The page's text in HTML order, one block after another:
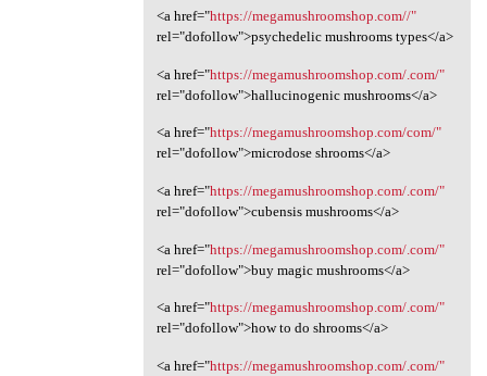
<a href="https://megamushroomshop.com//"
rel="dofollow">psychedelic mushrooms types</a>
<a href="https://megamushroomshop.com/.com/"
rel="dofollow">hallucinogenic mushrooms</a>
<a href="https://megamushroomshop.com/com/"
rel="dofollow">microdose shrooms</a>
<a href="https://megamushroomshop.com/.com/"
rel="dofollow">cubensis mushrooms</a>
<a href="https://megamushroomshop.com/.com/"
rel="dofollow">buy magic mushrooms</a>
<a href="https://megamushroomshop.com/.com/"
rel="dofollow">how to do shrooms</a>
<a href="https://megamushroomshop.com/.com/"